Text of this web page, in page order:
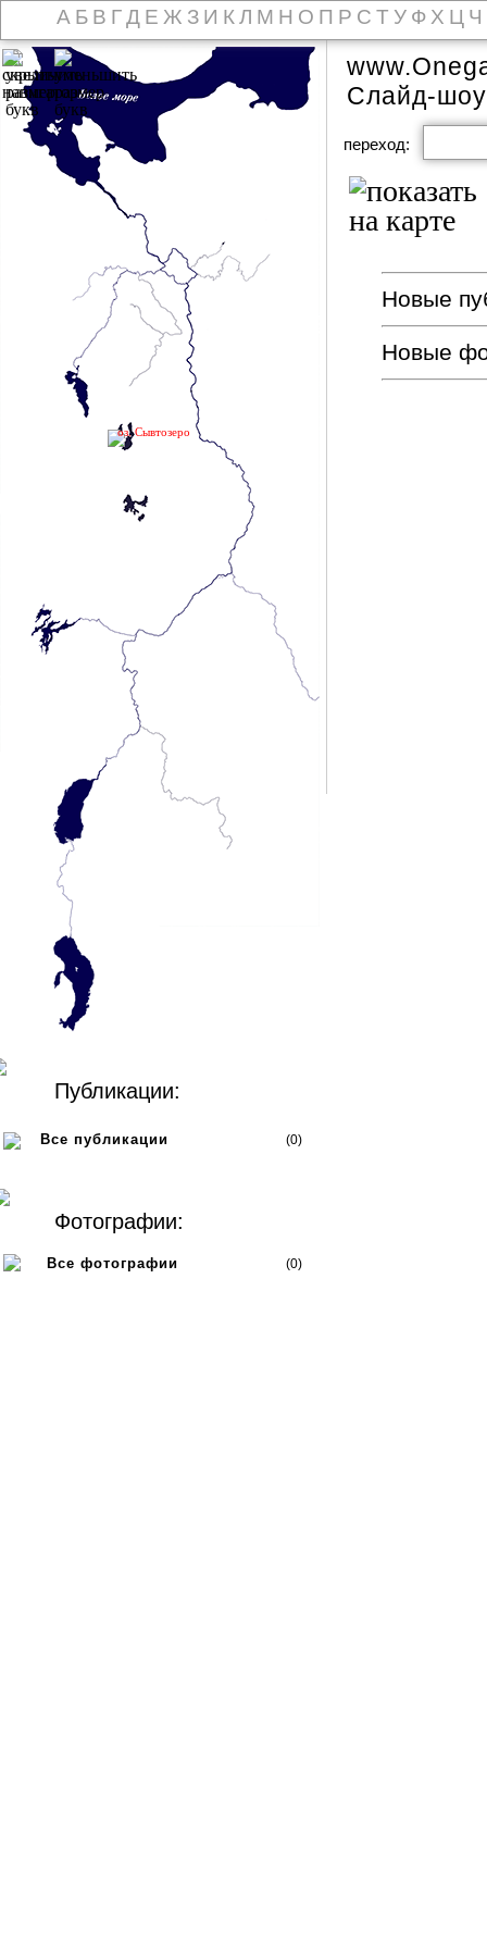
А Б В Г Д Е Ж З И К Л М Н О П Р С Т У Ф Х Ц Ч
оз. Сывтозеро
Публикации:
Все публикации (0)
Фотографии:
Все фотографии (0)
Слайд-шоу
переход:
Новые
Новые